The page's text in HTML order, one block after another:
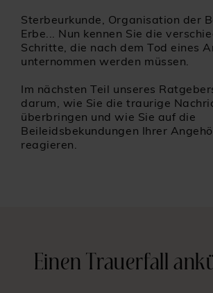
Sterbeurkunde, Organisation der
Erbe... Nun kennen Sie die
Schritte, die nach dem Tod eines
unternommen werden müssen.
Im nächsten Teil unseres
darum, wie Sie die traurige
überbringen und wie Sie auf die
Beileidsbekundungen Ihrer
reagieren.
Einen Trauerfall